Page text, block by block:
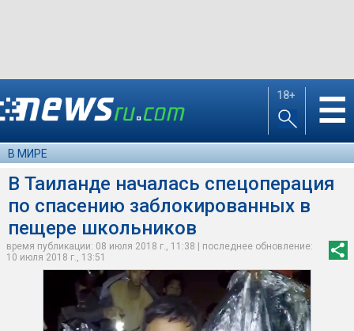
18+ ☰
В МИРЕ
В Таиланде началась спецоперация
по спасению заблокированных в
пещере школьников
время публикации: 08 июля 2018 г., 11:38 | последнее обновление:
10 июля 2018 г., 13:51